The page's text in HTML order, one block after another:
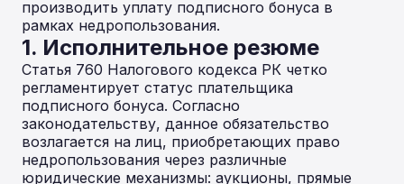
производить уплату подписного бонуса в
рамках недропользования.
1. Исполнительное резюме
Статья 760 Налогового кодекса РК четко
регламентирует статус плательщика
подписного бонуса. Согласно
законодательству, данное обязательство
возлагается на лиц, приобретающих право
недропользования через различные
юридические механизмы: аукционы, прямые